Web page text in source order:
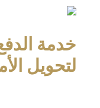
خدمة
لتحويل